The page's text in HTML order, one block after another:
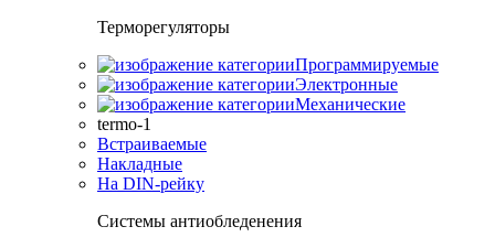
Терморегуляторы
Программируемые
Электронные
Механические
termo-1
Встраиваемые
Накладные
На DIN-рейку
Системы антиобледенения